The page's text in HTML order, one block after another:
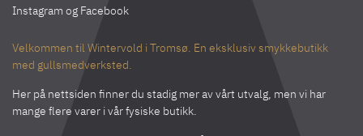
Instagram og Facebook
Velkommen til Wintervold i Tromsø. En eksklusiv smykkebutikk
med gullsmedverksted.
Her på nettsiden finner du stadig mer av vårt utvalg, men vi har
mange flere varer i vår fysiske butikk.